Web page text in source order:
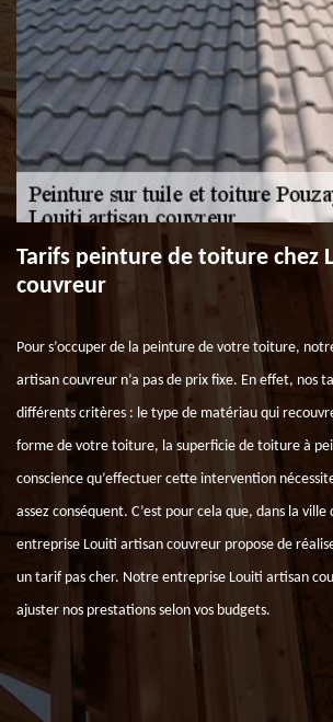
Tarifs peinture de toiture chez
couvreur
Pour s’occuper de la peinture de votre toiture,
artisan couvreur n’a pas de prix fixe. En effet, nos
différents critères : le type de matériau qui
forme de votre toiture, la superficie de toiture à
conscience qu’effectuer cette intervention
assez conséquent. C’est pour cela que, dans la
entreprise Louiti artisan couvreur propose de
un tarif pas cher. Notre entreprise Louiti artisan
ajuster nos prestations selon vos budgets.